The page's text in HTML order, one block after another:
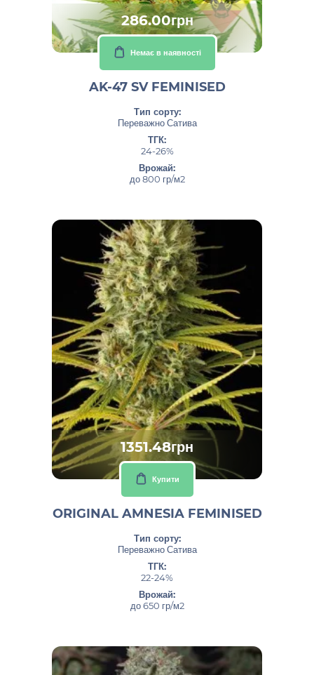
286.00грн
Немає в наявності
AK-47 SV FEMINISED
Тип сорту:
Переважно Сатива
ТГК:
24-26%
Врожай:
до 800 гр/м2
1351.48грн
Купити
ORIGINAL AMNESIA FEMINISED
Тип сорту:
Переважно Сатива
ТГК:
22-24%
Врожай:
до 650 гр/м2